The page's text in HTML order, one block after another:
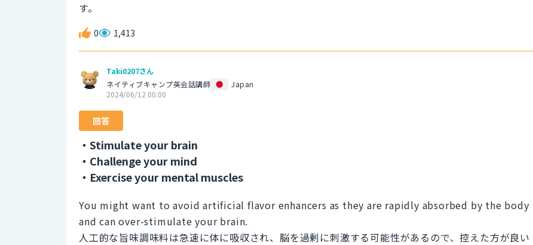
す。
0 1,413
Taki0207さん
ネイティブキャンプ英会話講師
Japan
2024/06/12 00:00
回答
・Stimulate your brain
・Challenge your mind
・Exercise your mental muscles
You might want to avoid artificial flavor enhancers as they are rapidly absorbed by the body
and can over-stimulate your brain.
人工的な旨味調味料は急速に体に吸収され、脳を過剰に刺激する可能性があるので、控えた方が良い